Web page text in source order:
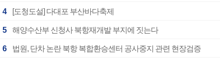
4 [도청도설] 다대포 부산바다축제
5 해양수산부 신청사 북항재개발 부지에 짓는다
6 법원, 단차 논란 북항 복합환승센터 공사중지 관련 현장검증